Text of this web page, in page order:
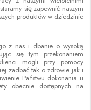
się zapewnić naszym
produktów w dziedzinie
z nas i dbanie o wysoką
się tym przekonaniem
mogli przy pomocy
zadbać tak o zdrowie jak i
Państwu dokonania u
obecnie dostępnych na